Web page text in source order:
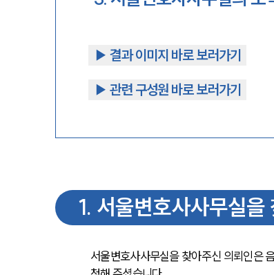
▶︎ 결과 이미지 바로 보러가기
▶︎ 관련 구성원 바로 보러가기
1. 서울변호사사무실을
서울변호사사무실을 찾아주신 의뢰인은